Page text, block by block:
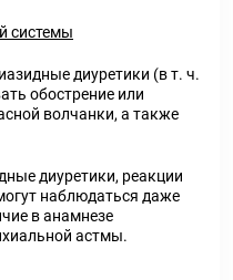
системы
диуретики (в т. ч.
обострение или
волчанки, а также
диуретики, реакции
наблюдаться даже
в анамнезе
астмы.